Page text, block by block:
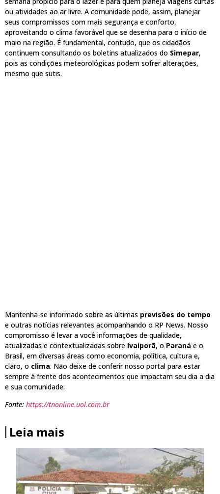
ou atividades ao ar livre. A comunidade pode, assim, planejar
seus compromissos com mais segurança e conforto,
aproveitando o clima favorável que se desenha para o início de
maio na região. É fundamental, contudo, que os cidadãos
continuem consultando os boletins atualizados do Simepar,
pois as condições meteorológicas podem sofrer alterações,
mesmo que sutis.
Mantenha-se informado sobre as últimas previsões do tempo
e outras notícias relevantes acompanhando o RP News. Nosso
compromisso é levar a você informações de qualidade,
atualizadas e contextualizadas sobre Ivaiporã, o Paraná e o
Brasil, em diversas áreas como economia, política, cultura e,
claro, o clima. Não deixe de conferir nosso portal para estar
sempre à frente dos acontecimentos que impactam seu dia a dia
e sua comunidade.
Fonte: https://tnonline.uol.com.br
Leia mais